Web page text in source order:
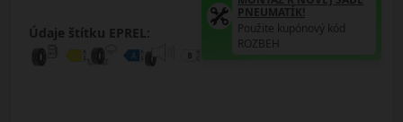
Údaje štítku EPREL:
PNEUMATÍK!
Použite kupónový kód
ROZBEH